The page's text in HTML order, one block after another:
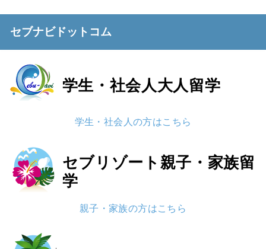
セブナビドットコム
学生・社会人大人留学
学生・社会人の方はこちら
セブリゾート 親子・家族留
学
親子・家族の方はこちら